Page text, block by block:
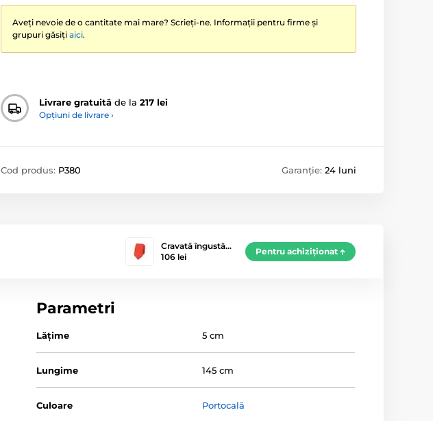
Aveți nevoie de o cantitate mai mare? Scrieți-ne. Informații pentru firme și
grupuri găsiți aici.
Livrare gratuită de la 217 lei
Opțiuni de livrare ›
Cod produs: P380 Garanție: 24 luni
Cravată îngustă…
106 lei
Pentru achiziționat
Parametri
Lăţime 5 cm
Lungime 145 cm
Culoare Portocală